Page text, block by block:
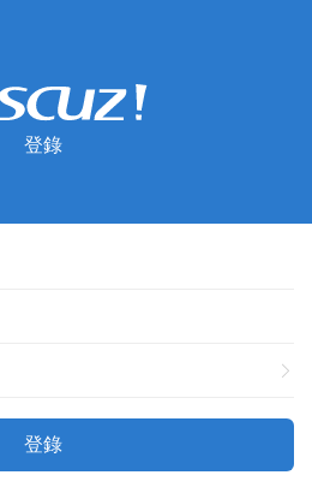
登錄
登錄